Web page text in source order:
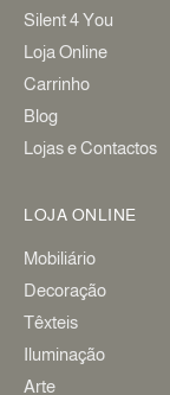
Silent 4 You
Loja Online
Carrinho
Blog
Lojas e Contactos
LOJA ONLINE
Mobiliário
Decoração
Têxteis
Iluminação
Arte